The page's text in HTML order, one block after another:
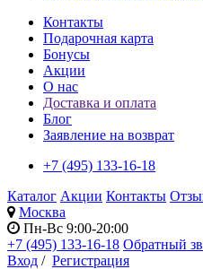
Контакты
Подарочная карта
Бонусы
Акции
О нас
Доставка и оплата
Блог
Заявление на возврат
+7 (495) 133-16-18
Каталог Акции Контакты
Москва
Пн-Вс 9:00-20:00
+7 (495) 133-16-18 Обратный
Вход / Регистрация